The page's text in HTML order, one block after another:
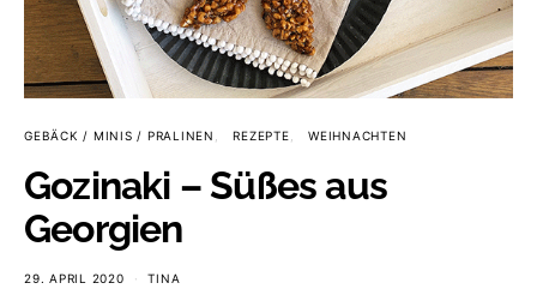
GEBÄCK / MINIS / PRALINEN REZEPTE WEIHNACHTEN
Gozinaki – Süßes aus
Georgien
29. APRIL 2020 TINA